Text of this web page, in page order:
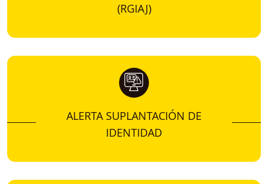
(RGIAJ)
ALERTA SUPLANTACIÓN DE
IDENTIDAD